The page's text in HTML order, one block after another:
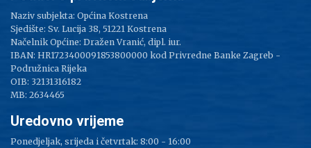
Naziv subjekta: Općina Kostrena
Sjedište: Sv. Lucija 38, 51221 Kostrena
Načelnik Općine: Dražen Vranić, dipl. iur.
IBAN: HR1723400091853800000 kod Privredne Banke Zagreb -
Podružnica Rijeka
OIB: 32131316182
MB: 2634465
Uredovno vrijeme
Ponedjeljak, srijeda i četvrtak: 8:00 - 16:00